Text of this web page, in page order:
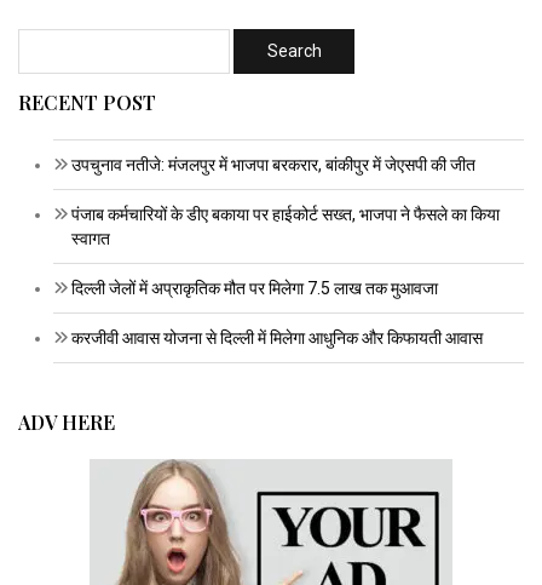
RECENT POST
उपचुनाव नतीजे: मंजलपुर में भाजपा बरकरार, बांकीपुर में जेएसपी की जीत
पंजाब कर्मचारियों के डीए बकाया पर हाईकोर्ट सख्त, भाजपा ने फैसले का किया
स्वागत
दिल्ली जेलों में अप्राकृतिक मौत पर मिलेगा 7.5 लाख तक मुआवजा
करजीवी आवास योजना से दिल्ली में मिलेगा आधुनिक और किफायती आवास
ADV HERE